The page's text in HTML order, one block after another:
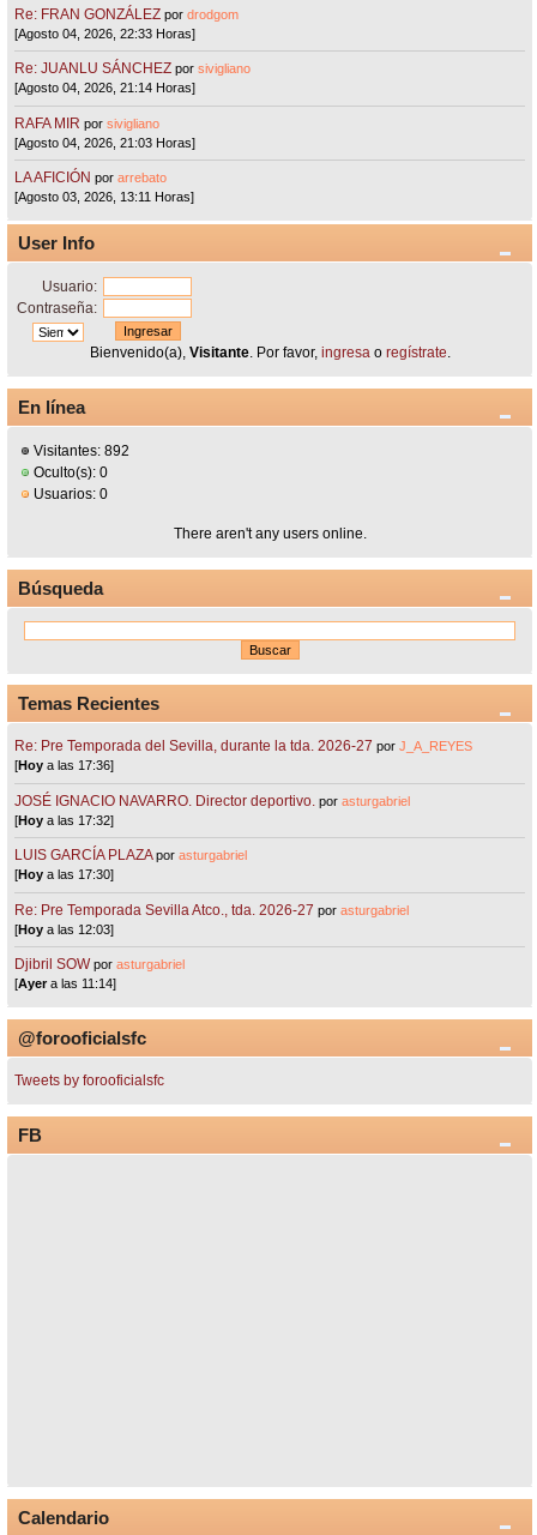
Re: FRAN GONZÁLEZ pordrodgom
[Agosto 04, 2026, 22:33 Horas]
Re: JUANLU SÁNCHEZ porsivigliano
[Agosto 04, 2026, 21:14 Horas]
RAFA MIR porsivigliano
[Agosto 04, 2026, 21:03 Horas]
LA AFICIÓN porarrebato
[Agosto 03, 2026, 13:11 Horas]
User Info
Usuario:
Contraseña:
Bienvenido(a), Visitante. Por favor, ingresao regístrate.
En línea
Visitantes: 892
Oculto(s): 0
Usuarios: 0
There aren't any users online.
Búsqueda
Temas Recientes
Re: Pre Temporada del Sevilla, durante la tda. 2026-27 porJ_A_REYES
[Hoy a las 17:36]
JOSÉ IGNACIO NAVARRO. Director deportivo. porasturgabriel
[Hoy a las 17:32]
LUIS GARCÍA PLAZA porasturgabriel
[Hoy a las 17:30]
Re: Pre Temporada Sevilla Atco., tda. 2026-27 porasturgabriel
[Hoy a las 12:03]
Djibril SOW porasturgabriel
[Ayera las 11:14]
@forooficialsfc
Tweets by forooficialsfc
FB
Calendario